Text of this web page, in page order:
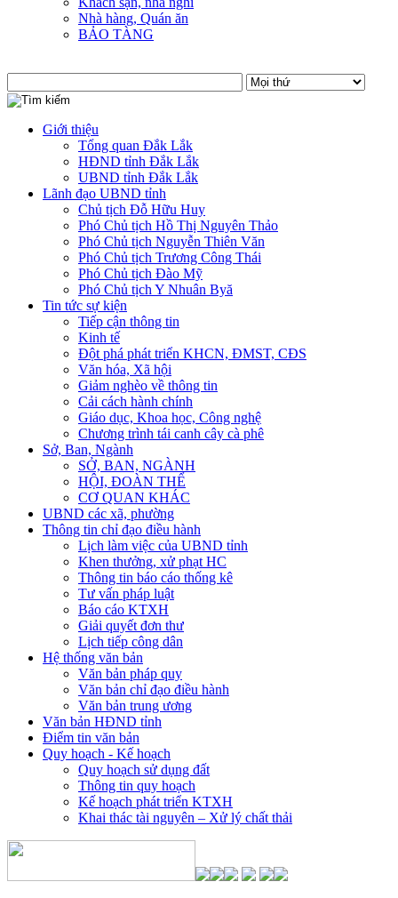
Nhà hàng, Quán ăn
BẢO TÀNG
Giới thiệu
Tổng quan Đắk Lắk
HĐND tỉnh Đắk Lắk
UBND tỉnh Đắk Lắk
Lãnh đạo UBND tỉnh
Chủ tịch Đỗ Hữu Huy
Phó Chủ tịch Hồ Thị Nguyên Thảo
Phó Chủ tịch Nguyễn Thiên Văn
Phó Chủ tịch Trương Công Thái
Phó Chủ tịch Đào Mỹ
Phó Chủ tịch Y Nhuân Byă
Tin tức sự kiện
Tiếp cận thông tin
Kinh tế
Đột phá phát triển KHCN, ĐMST, CĐS
Văn hóa, Xã hội
Giảm nghèo về thông tin
Cải cách hành chính
Giáo dục, Khoa học, Công nghệ
Chương trình tái canh cây cà phê
Sở, Ban, Ngành
SỞ, BAN, NGÀNH
HỘI, ĐOÀN THỂ
CƠ QUAN KHÁC
UBND các xã, phường
Thông tin chỉ đạo điều hành
Lịch làm việc của UBND tỉnh
Khen thưởng, xử phạt HC
Thông tin báo cáo thống kê
Tư vấn pháp luật
Báo cáo KTXH
Giải quyết đơn thư
Lịch tiếp công dân
Hệ thống văn bản
Văn bản pháp quy
Văn bản chỉ đạo điều hành
Văn bản trung ương
Văn bản HĐND tỉnh
Điểm tin văn bản
Quy hoạch - Kế hoạch
Quy hoạch sử dụng đất
Thông tin quy hoạch
Kế hoạch phát triển KTXH
Khai thác tài nguyên – Xử lý chất thải